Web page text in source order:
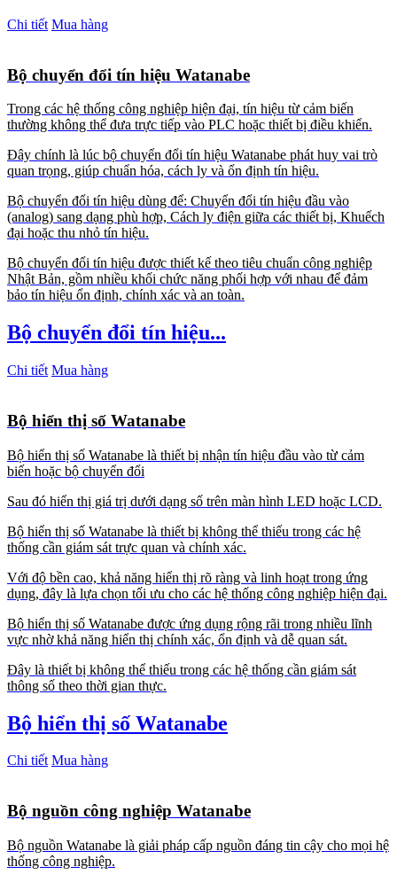
Chi tiết Mua hàng
Bộ chuyển đổi tín hiệu Watanabe
Trong các hệ thống công nghiệp hiện đại, tín hiệu từ cảm biến
thường không thể đưa trực tiếp vào PLC hoặc thiết bị điều khiển.
Đây chính là lúc bộ chuyển đổi tín hiệu Watanabe phát huy vai trò
quan trọng, giúp chuẩn hóa, cách ly và ổn định tín hiệu.
Bộ chuyển đổi tín hiệu dùng để: Chuyển đổi tín hiệu đầu vào
(analog) sang dạng phù hợp, Cách ly điện giữa các thiết bị, Khuếch
đại hoặc thu nhỏ tín hiệu.
Bộ chuyển đổi tín hiệu được thiết kế theo tiêu chuẩn công nghiệp
Nhật Bản, gồm nhiều khối chức năng phối hợp với nhau để đảm
bảo tín hiệu ổn định, chính xác và an toàn.
Bộ chuyển đổi tín hiệu...
Chi tiết Mua hàng
Bộ hiển thị số Watanabe
Bộ hiển thị số Watanabe là thiết bị nhận tín hiệu đầu vào từ cảm
biến hoặc bộ chuyển đổi
Sau đó hiển thị giá trị dưới dạng số trên màn hình LED hoặc LCD.
Bộ hiển thị số Watanabe là thiết bị không thể thiếu trong các hệ
thống cần giám sát trực quan và chính xác.
Với độ bền cao, khả năng hiển thị rõ ràng và linh hoạt trong ứng
dụng, đây là lựa chọn tối ưu cho các hệ thống công nghiệp hiện đại.
Bộ hiển thị số Watanabe được ứng dụng rộng rãi trong nhiều lĩnh
vực nhờ khả năng hiển thị chính xác, ổn định và dễ quan sát.
Đây là thiết bị không thể thiếu trong các hệ thống cần giám sát
thông số theo thời gian thực.
Bộ hiển thị số Watanabe
Chi tiết Mua hàng
Bộ nguồn công nghiệp Watanabe
Bộ nguồn Watanabe là giải pháp cấp nguồn đáng tin cậy cho mọi hệ
thống công nghiệp.